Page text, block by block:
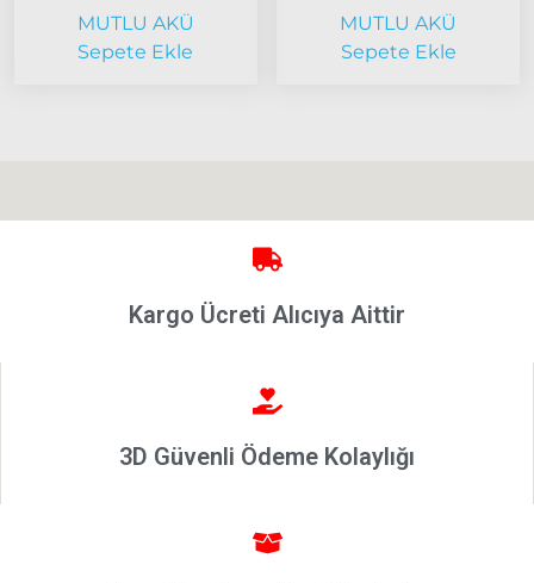
Bravo
Modeller
MUTLU AKÜ
Sepete Ekle
MUTLU AKÜ
Sepete Ekle
Kargo Ücreti Alıcıya Aittir
3D Güvenli Ödeme Kolaylığı